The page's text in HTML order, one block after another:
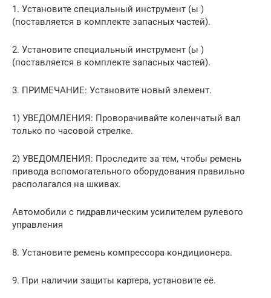
1. Установите специальный инструмент (ы )
(поставляется в комплекте запасных частей).
2. Установите специальный инструмент (ы )
(поставляется в комплекте запасных частей).
3. ПРИМЕЧАНИЕ: Установите новый элемент.
1) УВЕДОМЛЕНИЯ: Проворачивайте коленчатый вал
только по часовой стрелке.
2) УВЕДОМЛЕНИЯ: Проследите за тем, чтобы ремень
привода вспомогательного оборудования правильно
располагался на шкивах.
Автомобили с гидравлическим усилителем рулевого
управления
8. Установите ремень компрессора кондиционера.
9. При наличии защиты картера, установите её.